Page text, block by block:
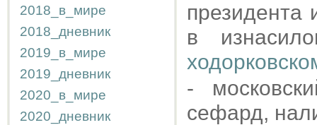
2018_в_мире
2018_дневник
2019_в_мире
2019_дневник
2020_в_мире
2020_дневник
президента
в
-
сефард,